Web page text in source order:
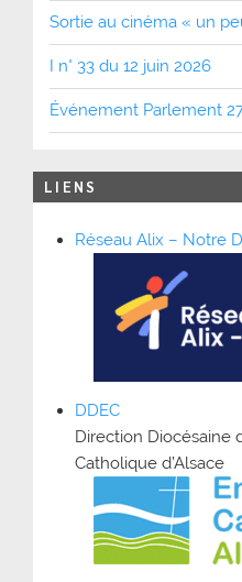
Sortie au cinéma « un
I n° 33 du 12 juin 2026
Événement Parlement
LIENS
Réseau Alix – Notre
DDEC
Direction Diocésaine
Catholique d’Alsace